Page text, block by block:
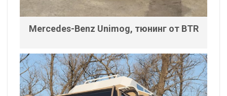
Mercedes-Benz Unimog, тюнинг от BTR